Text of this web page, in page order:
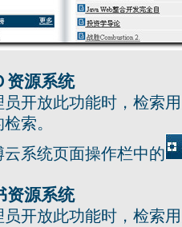
资源系统
员开放此功能时，检索
索。
云系统页面操作栏中的
资源系统
员开放此功能时，检索